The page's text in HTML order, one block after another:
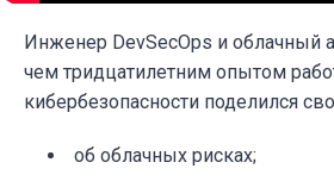
Инженер DevSecOps и облачный
чем тридцатилетним опытом
кибербезопасности поделился
об облачных рисках;